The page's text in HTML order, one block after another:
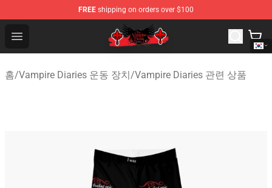
FREE shipping on orders over $100
Open menu
The Vampire Diaries Shop - Official The Vampire
홈/Vampire Diaries 운동 장치/Vampire Diaries 관련 상품